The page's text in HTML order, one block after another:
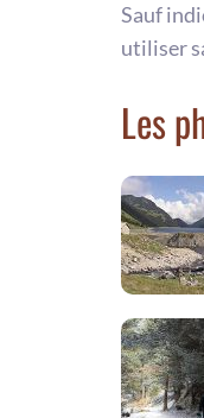
Sauf
utiliser
Les